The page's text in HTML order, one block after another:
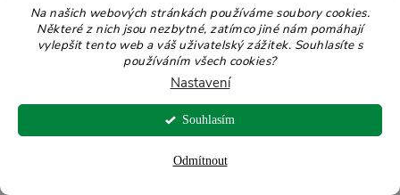
Na našich webových stránkách používáme soubory cookies.
Některé z nich jsou nezbytné, zatímco jiné nám pomáhají
vylepšit tento web a váš uživatelský zážitek. Souhlasíte s
používáním všech cookies?
Nastavení
Odmítnout
Souhlasím
Jsou para ořechy vhodné pro vegany?
Ano, para ořechy jsou rostlinná potravina a do veganské
stravy se hodí jako zdroj selenu, tuků a dalších minerálních
látek. Důležitá je ale malá porce.